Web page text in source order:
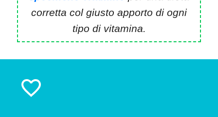
corretta col giusto apporto di ogni
tipo di vitamina.